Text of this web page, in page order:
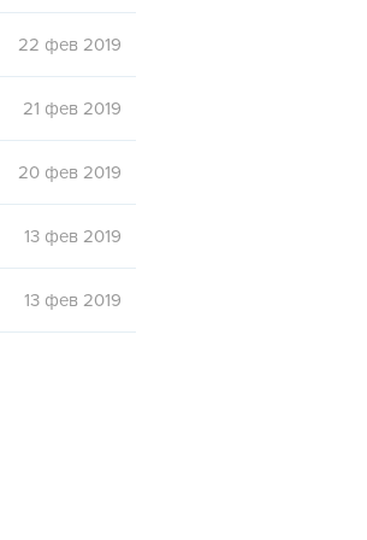
22 фев 2019
21 фев 2019
20 фев 2019
13 фев 2019
13 фев 2019